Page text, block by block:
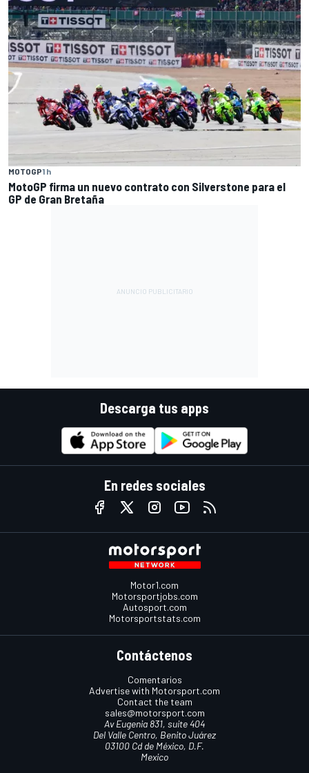
MOTOGP1 h
MotoGP firma un nuevo contrato con Silverstone para el
GP de Gran Bretaña
Descarga tus apps
En redes sociales
Motor1.com
Motorsportjobs.com
Autosport.com
Motorsportstats.com
Contáctenos
Comentarios
Advertise with Motorsport.com
Contact the team
sales@motorsport.com
Av Eugenia 831, suite 404
Del Valle Centro, Benito Juárez
03100 Cd de México, D.F.
Mexico